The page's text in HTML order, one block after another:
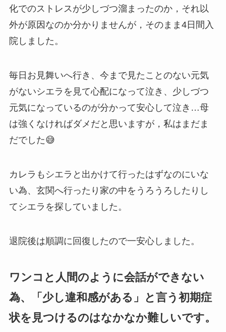
化でのストレスが少しづつ溜まったのか，それ以
外が原因なのか分かりませんが，そのまま4日間入
院しました。
毎日お見舞いへ行き、今まで見たことのない元気
がないシエラを見て心配になって泣き、少しづつ
元気になっているのが分かって安心して泣き…母
は強くなければダメだと思いますが，私はまだま
だでした😅
カレラもシエラと出かけて行ったはずなのにいな
い為、玄関へ行ったり家の中をうろうろしたりし
てシエラを探していました。
退院後は順調に回復したので一安心しました。
ワンコと人間のように会話ができない
為、「少し違和感がある」と言う初期症
状を見つけるのはなかなか難しいです。